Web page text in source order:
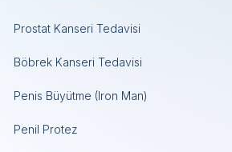
Prostat Kanseri Tedavisi
Böbrek Kanseri Tedavisi
Penis Büyütme (Iron Man)
Penil Protez